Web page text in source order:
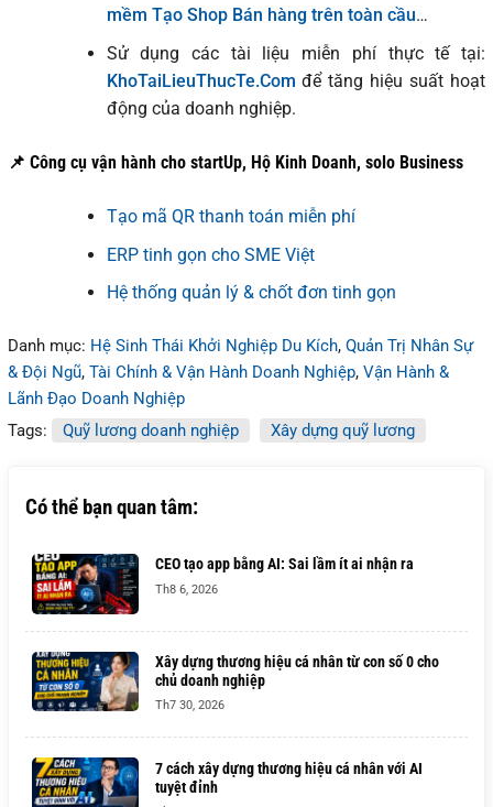
mềm Tạo Shop Bán hàng trên toàn cầu…
Sử dụng các tài liệu miễn phí thực tế tại:
KhoTaiLieuThucTe.Com để tăng hiệu suất hoạt
động của doanh nghiệp.
📌 Công cụ vận hành cho startUp, Hộ Kinh Doanh, solo Business
Tạo mã QR thanh toán miễn phí
ERP tinh gọn cho SME Việt
Hệ thống quản lý & chốt đơn tinh gọn
Danh mục: Hệ Sinh Thái Khởi Nghiệp Du Kích, Quản Trị Nhân Sự
& Đội Ngũ, Tài Chính & Vận Hành Doanh Nghiệp, Vận Hành &
Lãnh Đạo Doanh Nghiệp
Tags:
Quỹ lương doanh nghiệp Xây dựng quỹ lương
Có thể bạn quan tâm:
CEO tạo app bằng AI: Sai lầm ít ai nhận ra
Th8 6, 2026
Xây dựng thương hiệu cá nhân từ con số 0 cho
chủ doanh nghiệp
Th7 30, 2026
7 cách xây dựng thương hiệu cá nhân với AI
tuyệt đỉnh